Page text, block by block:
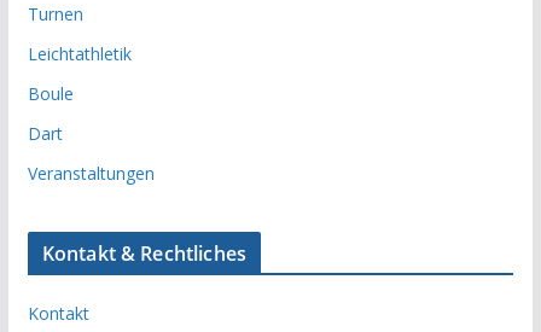
Turnen
Leichtathletik
Boule
Dart
Veranstaltungen
Kontakt & Rechtliches
Kontakt